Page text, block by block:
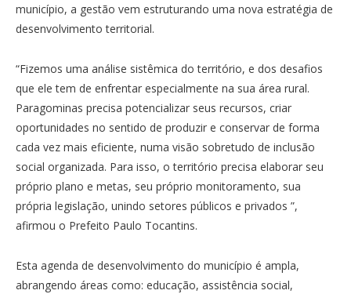
município, a gestão vem estruturando uma nova estratégia de
desenvolvimento territorial.
“Fizemos uma análise sistêmica do território, e dos desafios
que ele tem de enfrentar especialmente na sua área rural.
Paragominas precisa potencializar seus recursos, criar
oportunidades no sentido de produzir e conservar de forma
cada vez mais eficiente, numa visão sobretudo de inclusão
social organizada. Para isso, o território precisa elaborar seu
próprio plano e metas, seu próprio monitoramento, sua
própria legislação, unindo setores públicos e privados ”,
afirmou o Prefeito Paulo Tocantins.
Esta agenda de desenvolvimento do município é ampla,
abrangendo áreas como: educação, assistência social,